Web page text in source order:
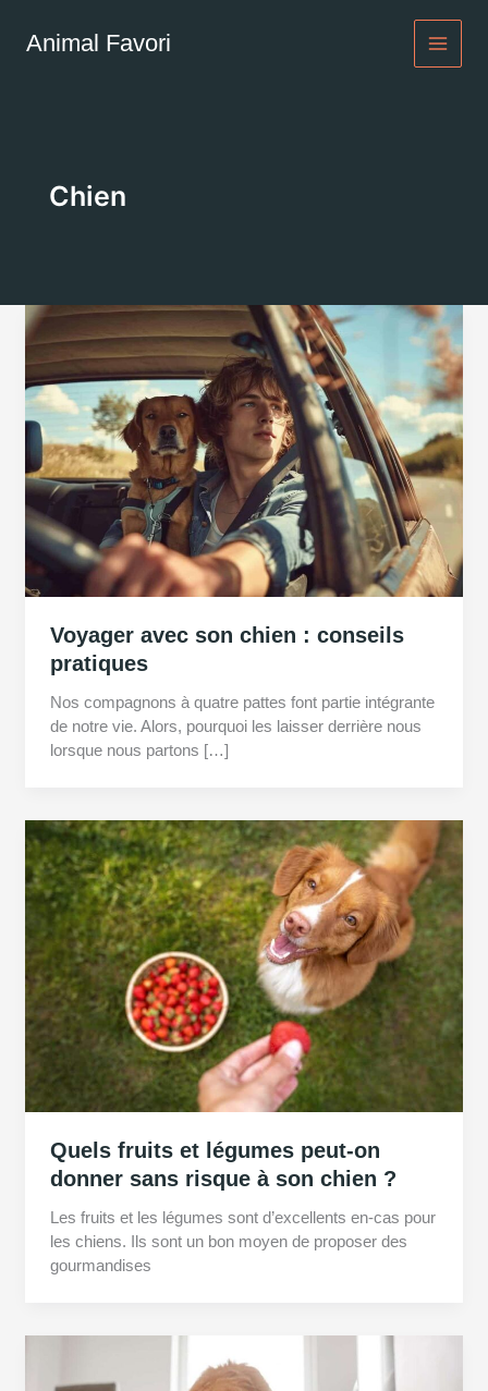
Animal Favori
Chien
Voyager avec son chien : conseils
pratiques
Nos compagnons à quatre pattes font partie intégrante
de notre vie. Alors, pourquoi les laisser derrière nous
lorsque nous partons […]
Quels fruits et légumes peut-on
donner sans risque à son chien ?
Les fruits et les légumes sont d’excellents en-cas pour
les chiens. Ils sont un bon moyen de proposer des
gourmandises